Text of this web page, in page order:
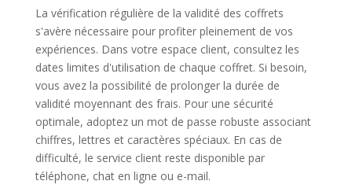
La vérification régulière de la validité des coffrets
s'avère nécessaire pour profiter pleinement de vos
expériences. Dans votre espace client, consultez les
dates limites d'utilisation de chaque coffret. Si besoin,
vous avez la possibilité de prolonger la durée de
validité moyennant des frais. Pour une sécurité
optimale, adoptez un mot de passe robuste associant
chiffres, lettres et caractères spéciaux. En cas de
difficulté, le service client reste disponible par
téléphone, chat en ligne ou e-mail.